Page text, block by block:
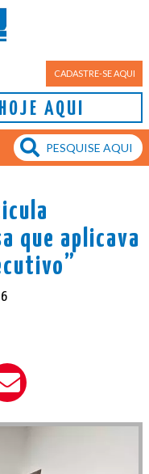
CADASTRE-SE AQUI
HOJE AQUI
que aplicava